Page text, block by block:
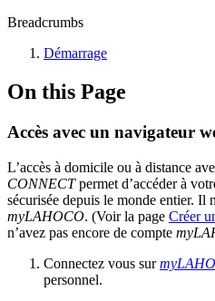
Breadcrumbs
Démarrage
On this Page
Accès avec un navigateur
L’accès à domicile ou à distance
CONNECTpermet d’accéder à
sécurisée depuis le monde entier. Il
myLAHOCO. (Voir la page Créer
n’avez pas encore de compte
Connectez vous sur
personnel.